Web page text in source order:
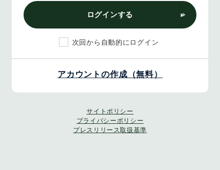
ログインする
次回から自動的にログイン
アカウントの作成（無料）
サイトポリシー
プライバシーポリシー
プレスリリース取扱基準